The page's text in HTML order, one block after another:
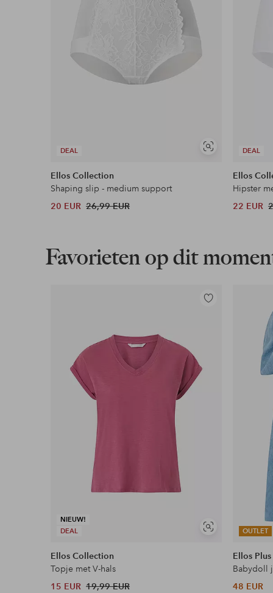
Flexibele betaalwijze
Nu betalen, later betalen of in termijnen
Meer lezen
DEAL
Soortgelijke
Ellos Collection
Shaping slip - medium support
20 EUR 26,99 EUR
DEAL
Ellos
Hipster
22 EUR
Favorieten op dit
NIEUW!
DEAL
Soortgelijke
Toevoegen
Ellos Collection
Topje met V-hals
15 EUR 19,99 EUR
OUTLET
Ellos
Babydoll
48 EUR